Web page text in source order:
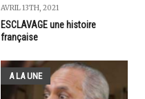
AVRIL 13TH, 2021
ESCLAVAGE une histoire
française
A LA UNE